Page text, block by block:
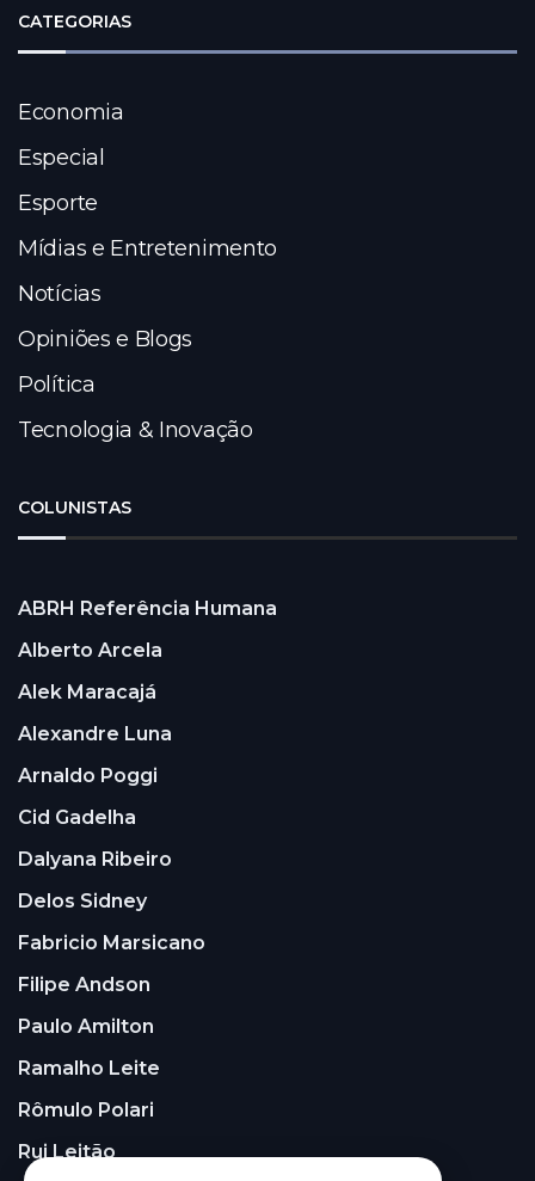
CATEGORIAS
Economia
Especial
Esporte
Mídias e Entretenimento
Notícias
Opiniões e Blogs
Política
Tecnologia & Inovação
COLUNISTAS
ABRH Referência Humana
Alberto Arcela
Alek Maracajá
Alexandre Luna
Arnaldo Poggi
Cid Gadelha
Dalyana Ribeiro
Delos Sidney
Fabricio Marsicano
Filipe Andson
Paulo Amilton
Ramalho Leite
Rômulo Polari
Rui Leitão